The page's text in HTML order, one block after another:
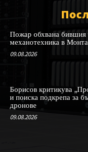
Пожар обхвана бившия
механотехника в
09.08.2026
Борисов критикува
и поиска подкрепа за
дронове
09.08.2026